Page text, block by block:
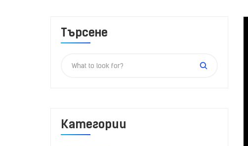
Търсене
Категории